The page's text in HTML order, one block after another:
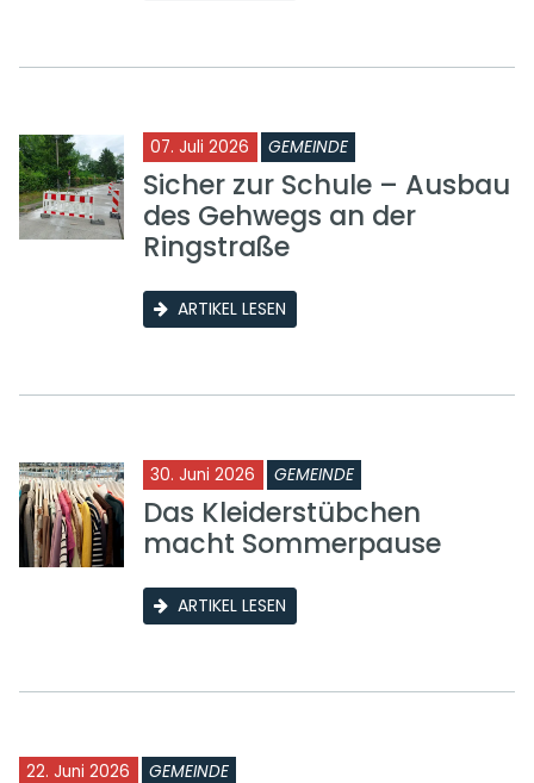
07. Juli 2026 GEMEINDE
Sicher zur Schule – Ausbau
des Gehwegs an der
Ringstraße
ARTIKEL LESEN
30. Juni 2026 GEMEINDE
Das Kleiderstübchen
macht Sommerpause
ARTIKEL LESEN
22. Juni 2026 GEMEINDE